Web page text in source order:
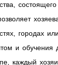
состоящего
городах
и обучения
каждый